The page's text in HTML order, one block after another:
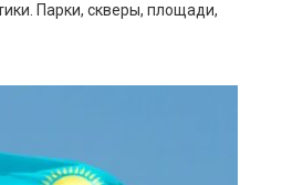
Парки, скверы, площади,